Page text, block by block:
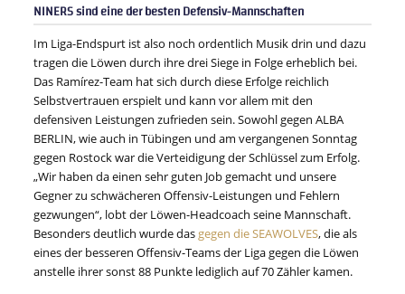
NINERS sind eine der besten Defensiv-Mannschaften
Im Liga-Endspurt ist also noch ordentlich Musik drin und dazu
tragen die Löwen durch ihre drei Siege in Folge erheblich bei.
Das Ramírez-Team hat sich durch diese Erfolge reichlich
Selbstvertrauen erspielt und kann vor allem mit den
defensiven Leistungen zufrieden sein. Sowohl gegen ALBA
BERLIN, wie auch in Tübingen und am vergangenen Sonntag
gegen Rostock war die Verteidigung der Schlüssel zum Erfolg.
„Wir haben da einen sehr guten Job gemacht und unsere
Gegner zu schwächeren Offensiv-Leistungen und Fehlern
gezwungen“, lobt der Löwen-Headcoach seine Mannschaft.
Besonders deutlich wurde das gegen die SEAWOLVES, die als
eines der besseren Offensiv-Teams der Liga gegen die Löwen
anstelle ihrer sonst 88 Punkte lediglich auf 70 Zähler kamen.